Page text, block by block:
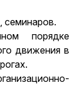
семинаров.
порядке
движения в